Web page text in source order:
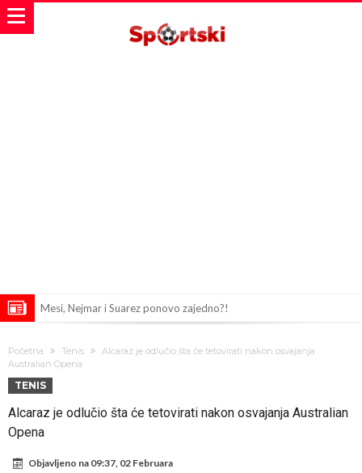
Mesi, Nejmar i Suarez ponovo zajedno?!
miliona eura!
Rashford se vratio u Manchester United. Odbija Tursku i Saudijsku
Arabiju
Darwin Núñez blizu Trabzonsporu
Ferran Torres sve bliže PSG-u
Početna Tenis
Alcaraz je odlučio šta će tetovirati nakon osvajanja
Australian Opena
TENIS
Alcaraz je odlučio šta će tetovirati nakon osvajanja Australian
Opena
Objavljeno na 09:37, 02 Februara